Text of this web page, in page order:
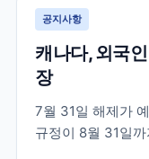
공지사항
캐나다, 외국
장
7월 31일 해제가
규정이 8월 31일